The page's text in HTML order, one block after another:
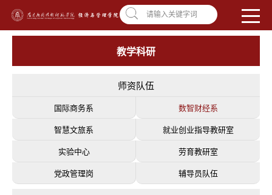
南昌应用技术师范学院，助你圆梦! 学校首页| OA系统 违反师德举报信箱
请输入关键字词
教学科研
师资队伍
国际商务系 数智财经系
智慧文旅系 就业创业指导教研室
实验中心 劳育教研室
党政管理岗 辅导员队伍